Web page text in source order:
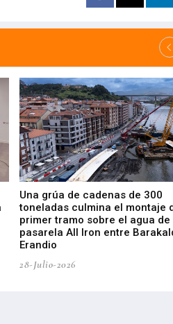
Una grúa de cadenas de 300
toneladas culmina el montaje
primer tramo sobre el agua de
pasarela All Iron entre
Erandio
28-Julio-2026